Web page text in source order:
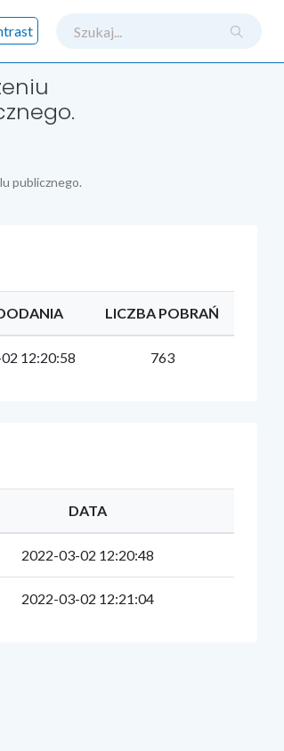
publicznego.
LICZBA POBRAŃ
12:20:58 763
DATA
2022-03-02 12:20:48
2022-03-02 12:21:04